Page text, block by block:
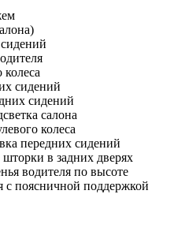
колеса
сидений
сидений
салона
колеса
передних сидений
в задних дверях
водителя по высоте
с поясничной поддержкой